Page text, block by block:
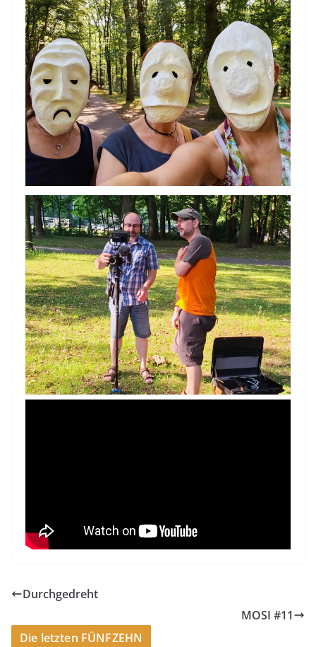
Durchgedreht
MOSI #11
Die letzten FÜNFZEHN